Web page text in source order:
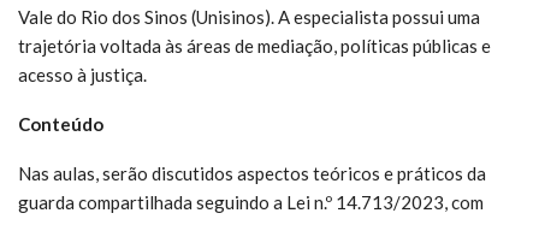
Vale do Rio dos Sinos (Unisinos). A especialista possui uma
trajetória voltada às áreas de mediação, políticas públicas e
acesso à justiça.
Conteúdo
Nas aulas, serão discutidos aspectos teóricos e práticos da
guarda compartilhada seguindo a Lei n.º 14.713/2023, com